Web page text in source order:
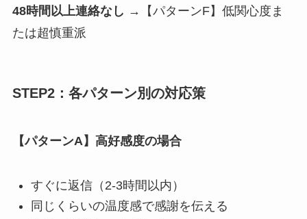
48時間以上連絡なし →【パターンF】低関心度ま
たは超慎重派
STEP2：各パターン別の対応策
【パターンA】高好感度の場合
すぐに返信（2-3時間以内）
同じくらいの温度感で感謝を伝える